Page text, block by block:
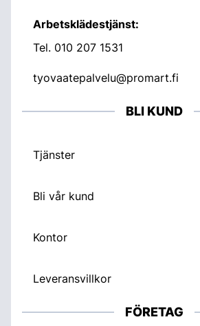
Arbetsklädestjänst:
Tel. 010 207 1531
tyovaatepalvelu@promart.fi
BLI KUND
Tjänster
Bli vår kund
Kontor
Leveransvillkor
FÖRETAG